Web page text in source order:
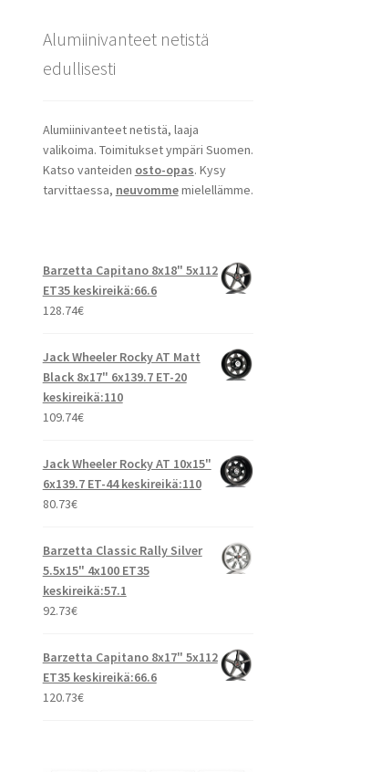
Alumiinivanteet netistä
edullisesti
Alumiinivanteet netistä, laaja
valikoima. Toimitukset ympäri Suomen.
Katso vanteiden osto-opas. Kysy
tarvittaessa, neuvommemielellämme.
Barzetta Capitano 8x18" 5x112
ET35 keskireikä:66.6
128.74€
Jack Wheeler Rocky AT Matt
Black 8x17" 6x139.7 ET-20
keskireikä:110
109.74€
Jack Wheeler Rocky AT 10x15"
6x139.7 ET-44 keskireikä:110
80.73€
Barzetta Classic Rally Silver
5.5x15" 4x100 ET35
keskireikä:57.1
92.73€
Barzetta Capitano 8x17" 5x112
ET35 keskireikä:66.6
120.73€